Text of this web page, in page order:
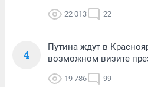
22 013 22
4
Путина ждут в
возможном визите
19 786 99